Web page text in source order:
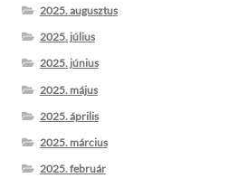
2025. augusztus
2025. július
2025. június
2025. május
2025. április
2025. március
2025. február